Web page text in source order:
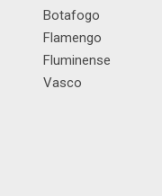
Botafogo
Flamengo
Fluminense
Vasco